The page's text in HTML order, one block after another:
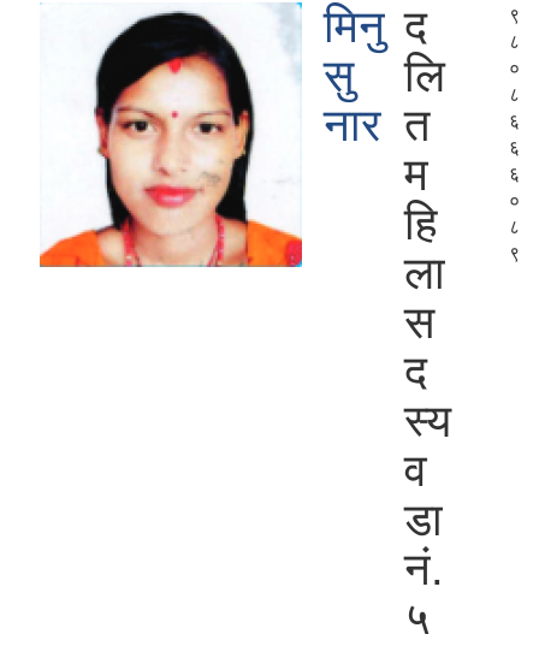
मिनु
सु
नार
द
लि
त
म
हि
ला
स
द
स्य
व
डा
नं.
५
९
८
०
८
६
६
६
०
८
९